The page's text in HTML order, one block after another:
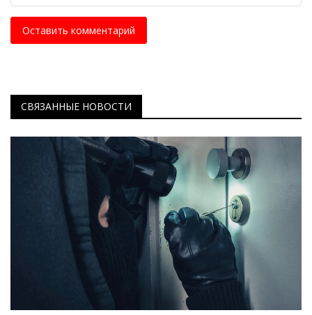
Оставить комментарий
СВЯЗАННЫЕ НОВОСТИ